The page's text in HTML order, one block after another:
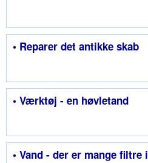
• Reparer det antikke skab
• Værktøj - en høvletand
• Vand - der er mange filtre